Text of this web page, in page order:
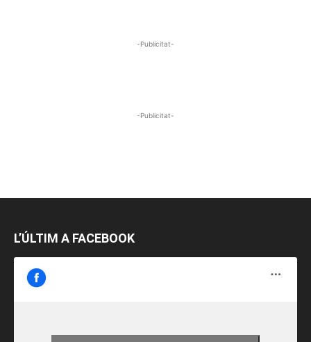
-Publicitat-
-Publicitat-
L’ÚLTIM A FACEBOOK